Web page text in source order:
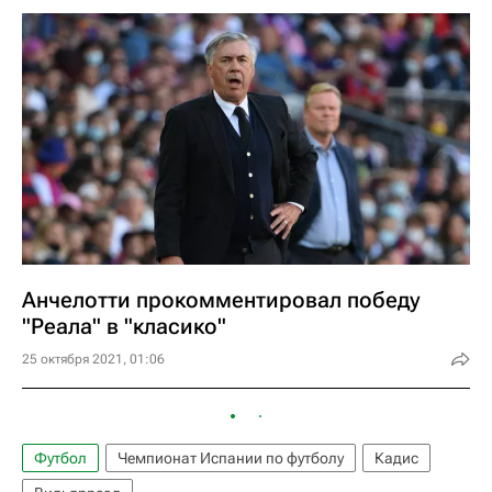
Анчелотти прокомментировал победу
"Реала" в "класико"
25 октября 2021, 01:06
Футбол Чемпионат Испании по футболу
Кадис